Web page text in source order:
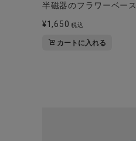
ブランド
全ての商品
半磁器のフラワーベース
¥1,650 税込
カートに入れる